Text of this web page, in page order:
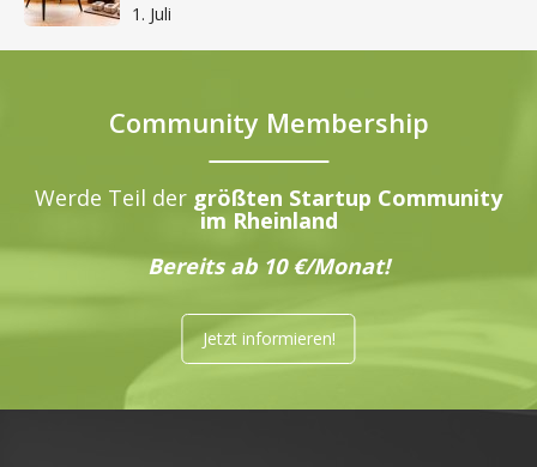
1. Juli
Community Membership
Werde Teil der größten Startup Community
im Rheinland
Bereits ab 10 €/Monat!
Jetzt informieren!